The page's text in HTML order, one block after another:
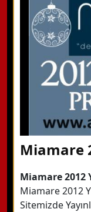
Miamare
Miamare 2012
Miamare 2012
Sitemizde